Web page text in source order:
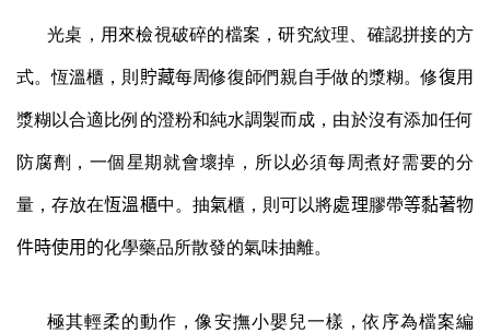
光桌，用來檢視破碎的檔案，研究紋理、確認拼接的方
式。恆溫櫃，則 貯藏每周修復師們親自手做的漿糊。修復用
漿糊以合適比例的澄粉和純水調製而成，由於沒有添加任何
防腐劑，一個星期就會壞掉，所以必須每周煮好需要的分
量，存放在恆溫櫃中。抽氣櫃，則可以將處理膠帶等黏著物
件時使用的化學藥品所散發的氣味抽離。
極其輕柔的動作，像安撫小嬰兒一樣，依序為檔案編